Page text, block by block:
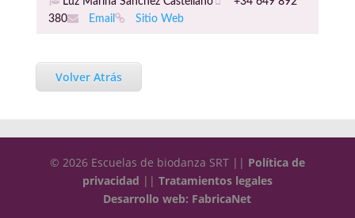
380
Email Sitio Web
Volver Atrás
© 2026 Escuelas de biodanza SRT || Política de
privacidad || Tratamientos legales
Desarrollo web: FabricaNet